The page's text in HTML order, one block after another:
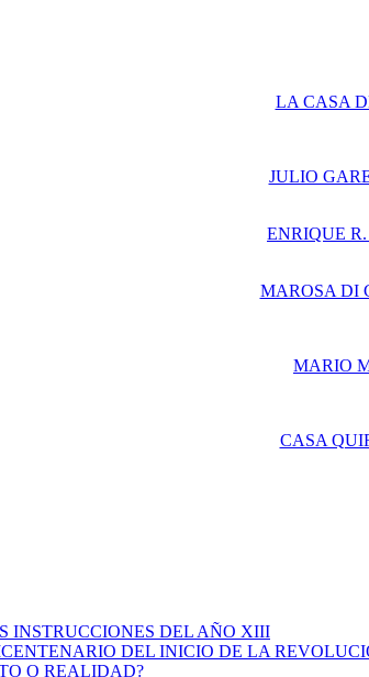
LA CASA
JULIO
ENRIQUE
MAROSA DI
MARIO
CASA
INSTRUCCIONES DEL AÑO XIII
DEL INICIO DE LA
O REALIDAD?